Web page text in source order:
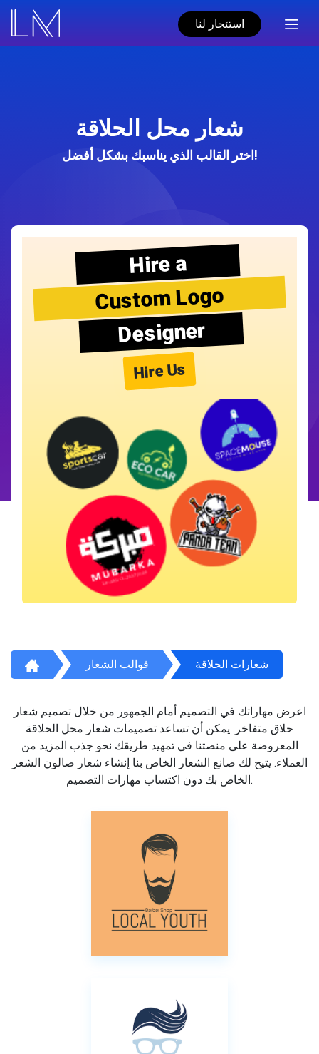
استئجار لنا
شعار محل الحلاقة
اختر القالب الذي يناسبك بشكل أفضل!
Hire a
Custom Logo
Designer
Hire Us
قوالب الشعار شعارات الحلاقة
اعرض مهاراتك في التصميم أمام الجمهور من خلال تصميم شعار
حلاق متفاخر. يمكن أن تساعد تصميمات شعار محل الحلاقة
المعروضة على منصتنا في تمهيد طريقك نحو جذب المزيد من
العملاء. يتيح لك صانع الشعار الخاص بنا إنشاء شعار صالون الشعر
الخاص بك دون اكتساب مهارات التصميم.